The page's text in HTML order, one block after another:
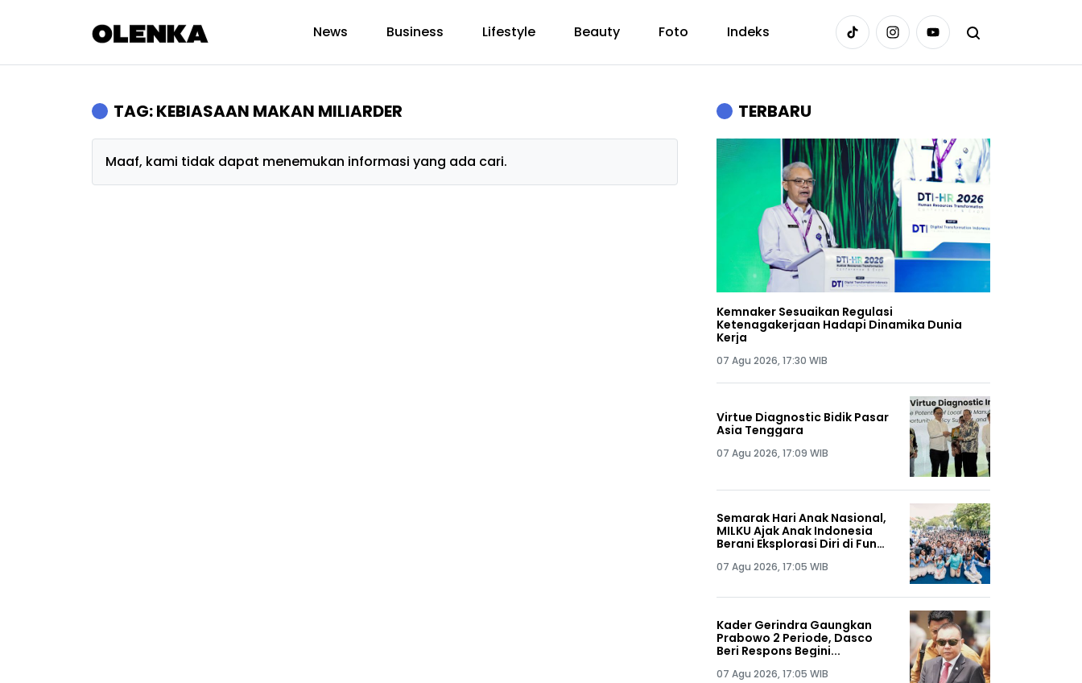
News Business Lifestyle Beauty Foto Indeks
TAG: KEBIASAAN MAKAN MILIARDER
Maaf, kami tidak dapat menemukan informasi yang ada cari.
TERBARU
Kemnaker Sesuaikan Regulasi
Ketenagakerjaan Hadapi Dinamika Dunia
Kerja
07 Agu 2026, 17:30 WIB
Virtue Diagnostic Bidik Pasar
Asia Tenggara
07 Agu 2026, 17:09 WIB
Semarak Hari Anak Nasional,
MILKU Ajak Anak Indonesia
Berani Eksplorasi Diri di Fun
07 Agu 2026, 17:05 WIB
Kader Gerindra Gaungkan
Prabowo 2 Periode, Dasco
Beri Respons Begini...
07 Agu 2026, 17:05 WIB